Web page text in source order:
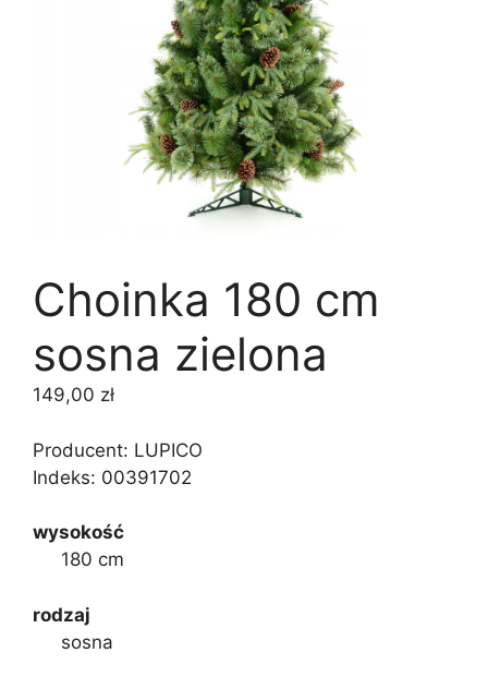
Choinka 180 cm
sosna zielona
149,00 zł
Producent: LUPICO
Indeks: 00391702
wysokość
180 cm
rodzaj
sosna